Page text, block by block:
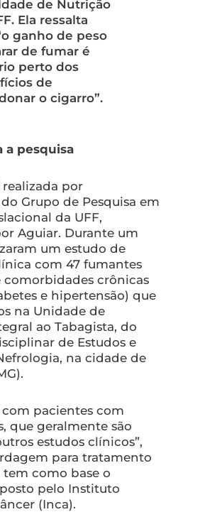
de Nutrição
Ela ressalta
ganho de peso
de fumar é
perto dos
de
o cigarro”.
a pesquisa
por
Grupo de Pesquisa em
da UFF,
Aguiar. Durante um
um estudo de
com 47 fumantes
comorbidades crônicas
e hipertensão) que
na Unidade de
ao Tabagista, do
de Estudos e
na cidade de
com pacientes com
que geralmente são
estudos clínicos”,
para tratamento
como base o
pelo Instituto
(Inca).